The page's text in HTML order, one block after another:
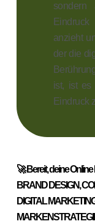
sondern
anzieht
der die
ist, ist es
Eindruck
🚀 Bereit, deine
BRAND DESIGN,
DIGITAL